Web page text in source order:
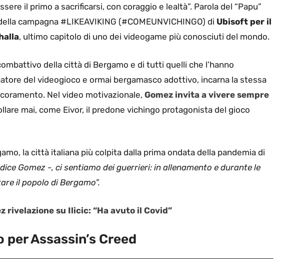
il primo a sacrificarsi, con coraggio e lealtà”. Parola del “Papu”
campagna #LIKEAVIKING (#COMEUNVICHINGO) di Ubisoft per il
, ultimo capitolo di uno dei videogame più conosciuti del mondo.
della città di Bergamo e di tutti quelli che l’hanno
del videogioco e ormai bergamasco adottivo, incarna la stessa
Nel video motivazionale, Gomez invita a vivere sempre
mai, come Eivor, il predone vichingo protagonista del gioco
la città italiana più colpita dalla prima ondata della pandemia di
Gomez -, ci sentiamo dei guerrieri: in allenamento e durante le
il popolo di Bergamo”.
rivelazione su Ilicic: “Ha avuto il Covid”
per Assassin’s Creed